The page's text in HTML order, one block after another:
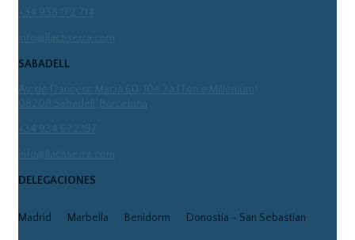
info@llachserra.com
SABADELL
Av. de Francesc Macià 60, 10è 3a (Torre Millenium)
info@llachserra.com
DELEGACIONES
Madrid Marbella Benidorm Donostia - San Sebastian